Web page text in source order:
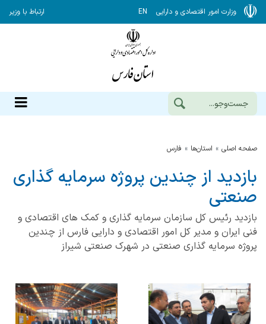
وزارت امور اقتصادی و دارایی EN ارتباط با وزیر
صفحه اصلی استان‌ها فارس
بازدید از چندین پروژه سرمایه گذاری
صنعتی
بازدید رئیس کل سازمان سرمایه گذاری و کمک های اقتصادی و
فنی ایران و مدیر کل امور اقتصادی و دارایی فارس از چندین
پروژه سرمایه گذاری صنعتی در شهرک صنعتی شیراز